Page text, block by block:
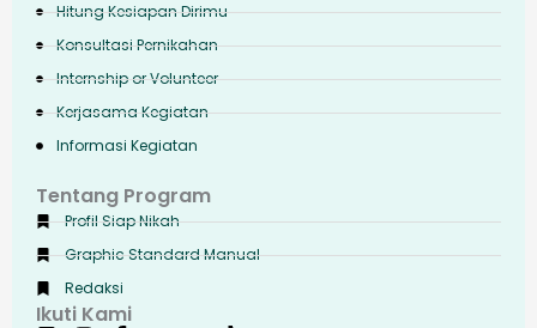
Hitung Kesiapan Dirimu
Konsultasi Pernikahan
Internship or Volunteer
Kerjasama Kegiatan
Informasi Kegiatan
Tentang Program
Profil Siap Nikah
Graphic Standard Manual
Redaksi
Ikuti Kami